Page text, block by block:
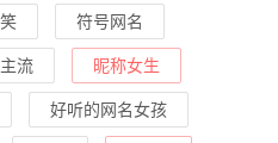
符号网名
流 昵称女生
好听的网名女孩